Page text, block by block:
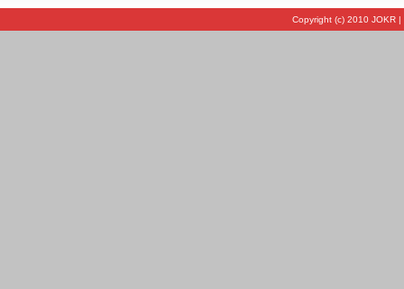
Copyright (c) 2010 JOKR